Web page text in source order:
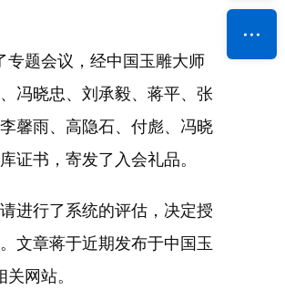
专题会议，经中国玉雕大师
冯晓忠、刘承毅、蒋平、张
馨雨、高隐石、付彪、冯晓
证书，寄发了入会礼品。
进行了系统的评估，决定授
文章蒋于近期发布于中国玉
网站。